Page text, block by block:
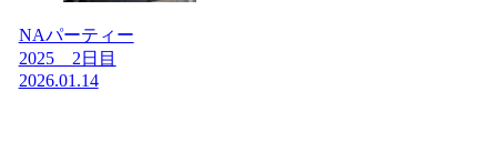
NAパーティー
2025 2日目
2026.01.14